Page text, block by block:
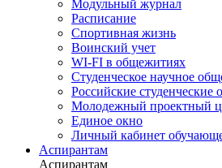
Модульный журнал
Расписание
Спортивная жизнь
Воинский учет
WI-FI в общежитиях
Студенческое научное
Российские студенческие
Молодежный проектный
Единое окно
Личный кабинет
Аспирантам
Аспирантам